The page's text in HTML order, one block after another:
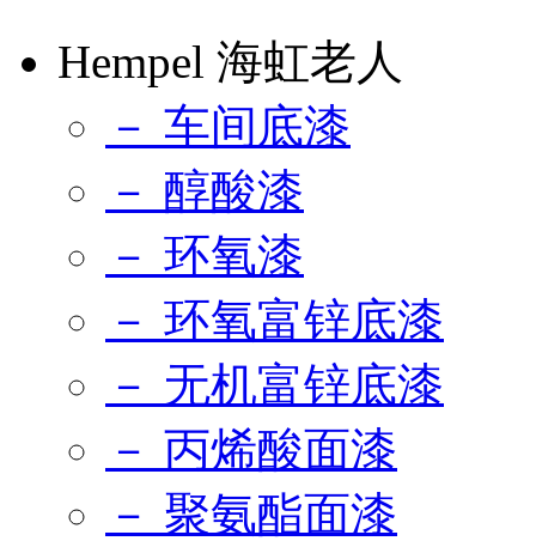
Hempel 海虹老人
－ 车间底漆
－ 醇酸漆
－ 环氧漆
－ 环氧富锌底漆
－ 无机富锌底漆
－ 丙烯酸面漆
－ 聚氨酯面漆